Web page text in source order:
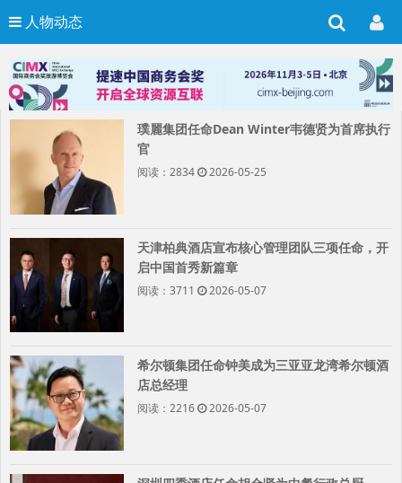
人物动态
璞麗集团任命Dean Winter韦德贤为首席执行
官
阅读：2834 2026-05-25
天津柏典酒店宣布核心管理团队三项任命，开
启中国首秀新篇章
阅读：3711 2026-05-07
希尔顿集团任命钟美成为三亚亚龙湾希尔顿酒
店总经理
阅读：2216 2026-05-07